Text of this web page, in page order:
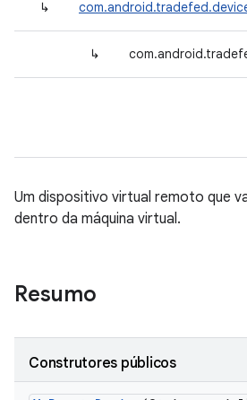
↳
↳
Um dispositivo virtual remoto que
dentro da máquina virtual.
Resumo
Construtores públicos